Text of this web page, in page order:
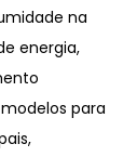
na
energia,
para